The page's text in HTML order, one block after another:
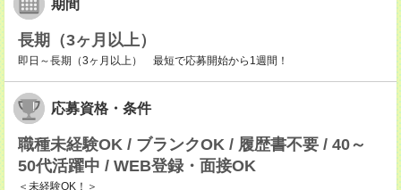
期間
長期（3ヶ月以上）
即日～長期（3ヶ月以上） 最短で応募開始から1週間！
応募資格・条件
職種未経験OK / ブランクOK / 履歴書不要 / 40～
50代活躍中 / WEB登録・面接OK
＜未経験OK！＞